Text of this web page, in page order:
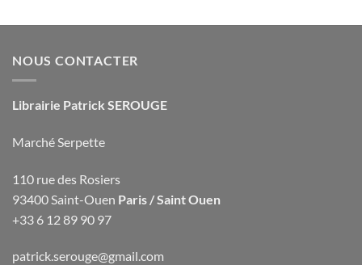
NOUS CONTACTER
Librairie Patrick SEROUGE
Marché Serpette
110 rue des Rosiers
93400 Saint-Ouen Paris / Saint Ouen
+33 6 12 89 90 97
patrick.serouge@gmail.com